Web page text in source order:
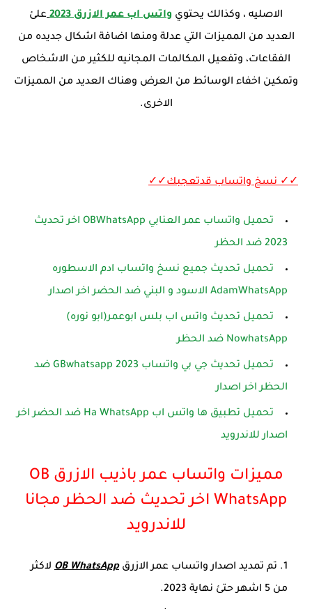
الاصليه ، وكذالك يحتوي واتس اب عمر الازرق 2023
علئ
العديد من المميزات التي عدلة ومنها اضافة اشكال جديده من
الفقاعات، وتفعيل المكالمات المجانيه للكثير من الاشخاص
وتمكين اخفاء الوسائط من العرض وهناك العديد من المميزات
الاخرى.
✓✓ نسخ واتساب قدتعجبك✓✓
تحميل واتساب عمر العنابي OBWhatsApp اخر تحديث
2023 ضد الحظر
تحميل تحديث جميع نسخ واتساب ادم الاسطوره
AdamWhatsApp الاسود و البني ضد الحضر اخر اصدار
تحميل تحديث واتس اب بلس ابوعمر(ابو نوره)
NowhatsApp ضد الحظر
تحميل تحديث جي بي واتساب GBwhatsapp 2023 ضد
الحظر اخر اصدار
تحميل تطبيق ها واتس اب Ha WhatsApp ضد الحضر اخر
اصدار للاندرويد
مميزات واتساب عمر باذيب الازرق OB
WhatsApp اخر تحديث ضد الحظر مجانا
للاندرويد
تم تمديد اصدار واتساب عمر الازرقOB WhatsApp لاكثر
من 5 اشهر حتئ نهاية 2023.